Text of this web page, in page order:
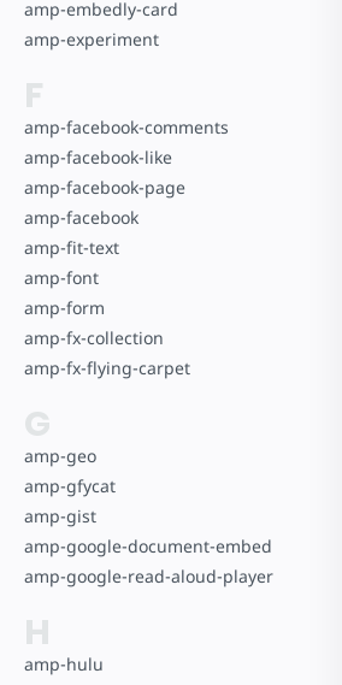
amp-embedly-card
amp-experiment
F
amp-facebook-comments
amp-facebook-like
amp-facebook-page
amp-facebook
amp-fit-text
amp-font
amp-form
amp-fx-collection
amp-fx-flying-carpet
G
amp-geo
amp-gfycat
amp-gist
amp-google-document-embed
amp-google-read-aloud-player
H
amp-hulu